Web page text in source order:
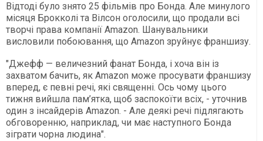
Відтоді було знято 25 фільмів про Бонда. Але минулого
місяця Брокколі та Вілсон оголосили, що продали всі
творчі права компанії Amazon. Шанувальники
висловили побоювання, що Amazon зруйнує франшизу.
"Джефф — величезний фанат Бонда, і хоча він із
захватом бачить, як Amazon може просувати франшизу
вперед, є певні речі, які священні. Ось чому цього
тижня вийшла пам’ятка, щоб заспокоїти всіх, - уточнив
один з інсайдерів Amazon. - Але деякі речі підлягають
обговоренню, наприклад, чи має наступного Бонда
зіграти чорна людина".